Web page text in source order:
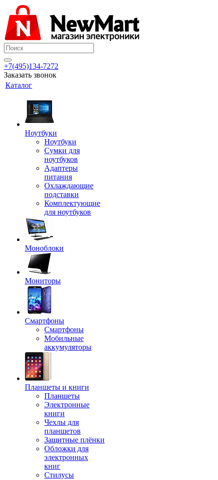
+7(495)134-7272
Заказать звонок
Каталог
Ноутбуки
Ноутбуки
Сумки для
ноутбуков
Адаптеры
питания
Охлаждающие
подставки
Комплектующие
для ноутбуков
Моноблоки
Мониторы
Смартфоны
Смартфоны
Мобильные
аккумуляторы
Планшеты и книги
Планшеты
Электронные
книги
Чехлы для
планшетов
Защитные плёнки
Обложки для
электронных
книг
Стилусы